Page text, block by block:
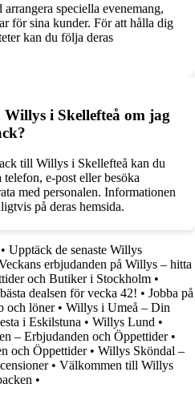
speciella evenemang,
för sina kunder. För att hålla dig
kan du följa deras
i Skellefteå om jag
till Willys i Skellefteå kan du
e-post eller besöka
med personalen. Informationen
på deras hemsida.
• Upptäck de senaste Willys
erbjudanden på Willys – hitta
och Butiker i Stockholm •
dealsen för vecka 42! • Jobba på
och löner• Willys i Umeå – Din
i Eskilstuna • Willys Lund •
– Erbjudanden och Öppettider•
och Öppettider• Willys Sköndal –
• Välkommen till Willys
•